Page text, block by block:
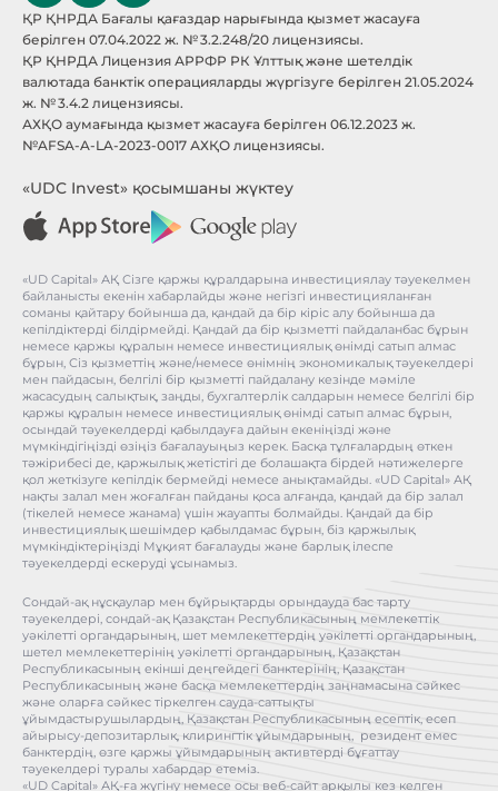
ҚР ҚНРДА Бағалы қағаздар нарығында қызмет жасауға
берілген 07.04.2022 ж. № 3.2.248/20 лицензиясы.
ҚР ҚНРДА Лицензия АРРФР РК Ұлттық және шетелдік
валютада банктік операцияларды жүргізуге берілген 21.05.2024
ж. № 3.4.2 лицензиясы.
АХҚО аумағында қызмет жасауға берілген 06.12.2023 ж.
№AFSA-A-LA-2023-0017 АХҚО лицензиясы.
«UDC Invest» қосымшаны жүктеу
«UD Capital» АҚ Сізге қаржы құралдарына инвестициялау тәуекелмен
байланысты екенін хабарлайды және негізгі инвестицияланған
соманы қайтару бойынша да, қандай да бір кіріс алу бойынша да
кепілдіктерді білдірмейді. Қандай да бір қызметті пайдаланбас бұрын
немесе қаржы құралын немесе инвестициялық өнімді сатып алмас
бұрын, Сіз қызметтің және/немесе өнімнің экономикалық тәуекелдері
мен пайдасын, белгілі бір қызметті пайдалану кезінде мәміле
жасасудың салықтық, заңды, бухгалтерлік салдарын немесе белгілі бір
қаржы құралын немесе инвестициялық өнімді сатып алмас бұрын,
осындай тәуекелдерді қабылдауға дайын екеніңізді және
мүмкіндігіңізді өзіңіз бағалауыңыз керек. Басқа тұлғалардың өткен
тәжірибесі де, қаржылық жетістігі де болашақта бірдей нәтижелерге
қол жеткізуге кепілдік бермейді немесе анықтамайды. «UD Capital» АҚ
нақты залал мен жоғалған пайданы қоса алғанда, қандай да бір залал
(тікелей немесе жанама) үшін жауапты болмайды. Қандай да бір
инвестициялық шешімдер қабылдамас бұрын, біз қаржылық
мүмкіндіктеріңізді Мұқият бағалауды және барлық ілеспе
тәуекелдерді ескеруді ұсынамыз.
Сондай-ақ нұсқаулар мен бұйрықтарды орындауда бас тарту
тәуекелдері, сондай-ақ Қазақстан Республикасының мемлекеттік
уәкілетті органдарының, шет мемлекеттердің уәкілетті органдарының,
шетел мемлекеттерінің уәкілетті органдарының, Қазақстан
Республикасының екінші деңгейдегі банктерінің, Қазақстан
Республикасының және басқа мемлекеттердің заңнамасына сәйкес
және оларға сәйкес тіркелген сауда-саттықты
ұйымдастырушылардың, Қазақстан Республикасының есептік, есеп
айырысу-депозитарлық, клирингтік ұйымдарының, резидент емес
банктердің, өзге қаржы ұйымдарының активтерді бұғаттау
тәуекелдері туралы хабардар етеміз.
«UD Capital» АҚ-ға жүгіну немесе осы веб-сайт арқылы кез келген